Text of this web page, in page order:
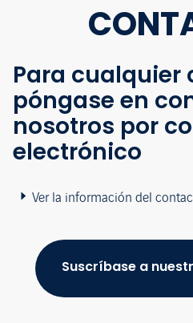
Para cualquier
póngase en
nosotros por
electrónico
Ver la información del
Suscríbase a